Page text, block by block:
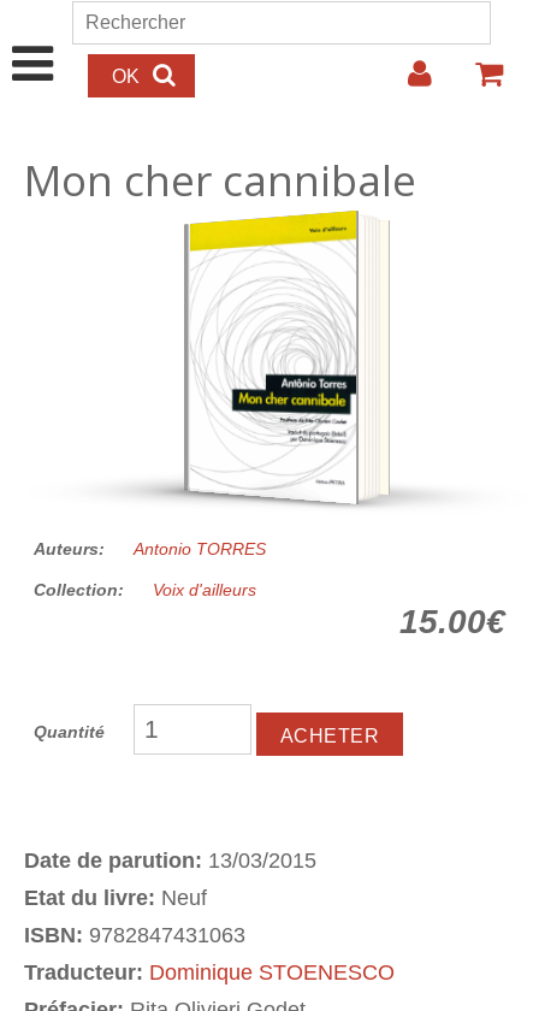
Aller au contenu principal
Formulaire de recherche
Rechercher
Mon cher cannibale
15.00€
Auteurs: Antonio TORRES
Collection: Voix d'ailleurs
15.00€
Quantité
Date de parution: 13/03/2015
Etat du livre: Neuf
ISBN: 9782847431063
Traducteur: Dominique STOENESCO